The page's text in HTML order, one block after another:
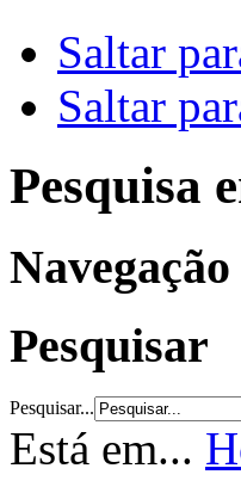
Saltar
Saltar
Pesquisa
Navegação
Pesquisar
Pesquisar...
Está em...